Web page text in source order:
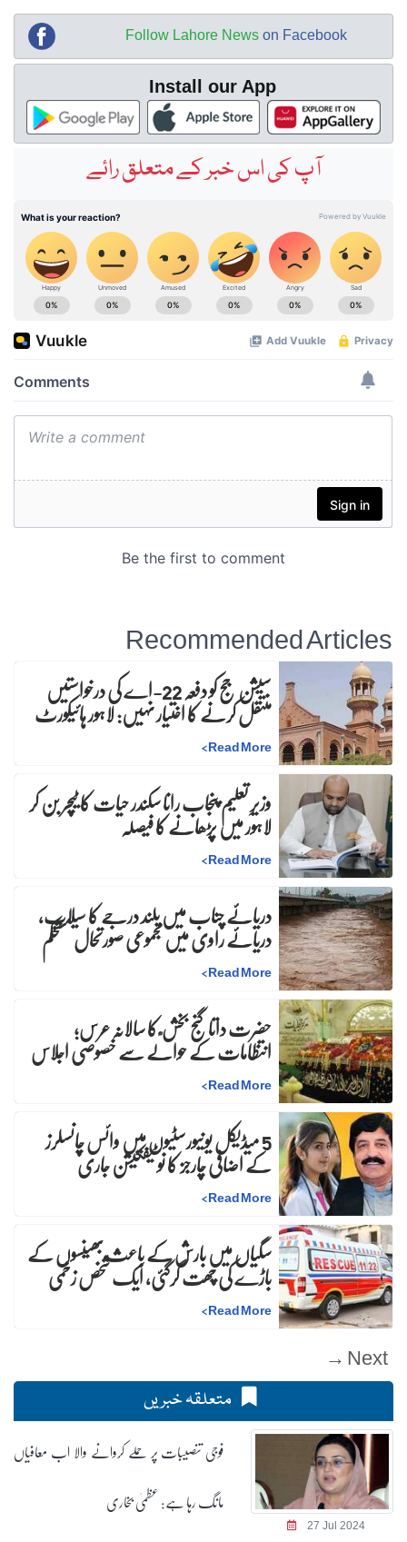
Follow Lahore News on Facebook
Install our App
آپ کی اس خبر کے متعلق رائے
Recommended Articles
سیشن جج کو دفعہ 22-اے کی درخواستیں
منتقل کرنے کا اختیار نہیں: لاہور ہائیکورٹ
Read More
>
وزیرِ تعلیم پنجاب رانا سکندر حیات کا ٹیچر بن کر
لاہور میں پڑھانے کا فیصلہ
Read More
>
دریائے چناب میں بلند درجے کا سیلاب،
دریائے راوی میں مجموعی صورتحال مستحکم
Read More
>
حضرت داتا گنج بخش ؒ کا سالانہ عرس;
انتظامات کے حوالے سے خصوصی اجلاس
Read More
>
5 میڈیکل یونیورسٹیوں میں وائس چانسلرز
کے اضافی چارجز کا نوٹیفکیشن جاری
Read More
>
سگیاں میں بارش کے باعث بھینسوں کے
باڑے کی چھت گرگئی، ایک شخص زخمی
Read More
>
Next →
متعلقہ خبریں
27 Jul 2024
فوجی تنصیبات پر حملے کروانے والا اب معافیاں
مانگ رہا ہے: عظمیٰ بخاری